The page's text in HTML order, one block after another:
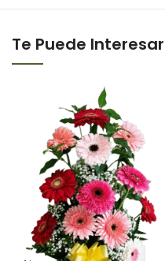
Te Puede Interesar